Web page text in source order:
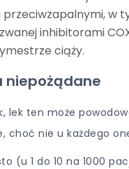
przeciwzapalnymi, w
inhibitorami
ciąży.
niepożądane
lek ten może
choć nie u każdego
(u 1 do 10 na 1000